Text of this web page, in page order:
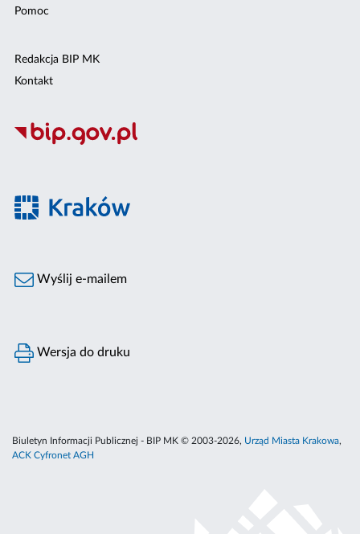
Pomoc
Redakcja BIP MK
Kontakt
Wyślij e-mailem
Wersja do druku
Biuletyn Informacji Publicznej - BIP MK © 2003-2026, Urząd Miasta Krakowa,
ACK Cyfronet AGH